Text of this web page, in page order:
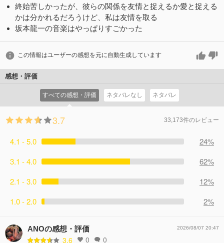
終始苦しかったが、彼らの関係を友情と捉えるか愛と捉える
かは分かれるだろうけど、私は友情を取る
坂本龍一の音楽はやっぱりすごかった
この情報はユーザーの感想を元に自動生成しています
感想・評価
すべての感想・評価 ネタバレなし ネタバレ
3.7 33,173件のレビュー
4.1 - 5.0
24%
3.1 - 4.0
62%
2.1 - 3.0
12%
1.0 - 2.0
2%
ANOの感想・評価
3.6 0 0
2026/08/07 20:47